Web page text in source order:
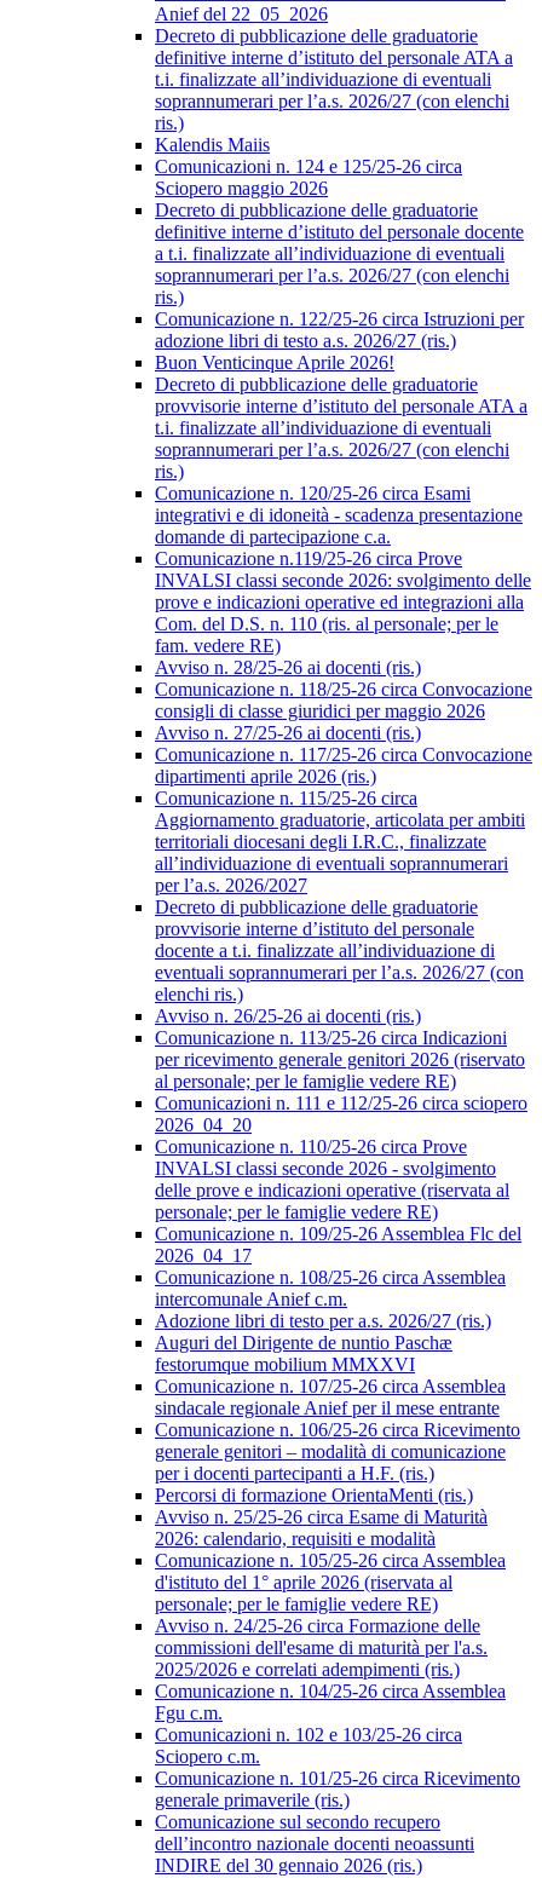
Anief del 22_05_2026
Decreto di pubblicazione delle graduatorie
definitive interne d’istituto del personale ATA a
t.i. finalizzate all’individuazione di eventuali
soprannumerari per l’a.s. 2026/27 (con elenchi
ris.)
Kalendis Maiis
Comunicazioni n. 124 e 125/25-26 circa
Sciopero maggio 2026
Decreto di pubblicazione delle graduatorie
definitive interne d’istituto del personale docente
a t.i. finalizzate all’individuazione di eventuali
soprannumerari per l’a.s. 2026/27 (con elenchi
ris.)
Comunicazione n. 122/25-26 circa Istruzioni per
adozione libri di testo a.s. 2026/27 (ris.)
Buon Venticinque Aprile 2026!
Decreto di pubblicazione delle graduatorie
provvisorie interne d’istituto del personale ATA a
t.i. finalizzate all’individuazione di eventuali
soprannumerari per l’a.s. 2026/27 (con elenchi
ris.)
Comunicazione n. 120/25-26 circa Esami
integrativi e di idoneità - scadenza presentazione
domande di partecipazione c.a.
Comunicazione n.119/25-26 circa Prove
INVALSI classi seconde 2026: svolgimento delle
prove e indicazioni operative ed integrazioni alla
Com. del D.S. n. 110 (ris. al personale; per le
fam. vedere RE)
Avviso n. 28/25-26 ai docenti (ris.)
Comunicazione n. 118/25-26 circa Convocazione
consigli di classe giuridici per maggio 2026
Avviso n. 27/25-26 ai docenti (ris.)
Comunicazione n. 117/25-26 circa Convocazione
dipartimenti aprile 2026 (ris.)
Comunicazione n. 115/25-26 circa
Aggiornamento graduatorie, articolata per ambiti
territoriali diocesani degli I.R.C., finalizzate
all’individuazione di eventuali soprannumerari
per l’a.s. 2026/2027
Decreto di pubblicazione delle graduatorie
provvisorie interne d’istituto del personale
docente a t.i. finalizzate all’individuazione di
eventuali soprannumerari per l’a.s. 2026/27 (con
elenchi ris.)
Avviso n. 26/25-26 ai docenti (ris.)
Comunicazione n. 113/25-26 circa Indicazioni
per ricevimento generale genitori 2026 (riservato
al personale; per le famiglie vedere RE)
Comunicazioni n. 111 e 112/25-26 circa sciopero
2026_04_20
Comunicazione n. 110/25-26 circa Prove
INVALSI classi seconde 2026 - svolgimento
delle prove e indicazioni operative (riservata al
personale; per le famiglie vedere RE)
Comunicazione n. 109/25-26 Assemblea Flc del
2026_04_17
Comunicazione n. 108/25-26 circa Assemblea
intercomunale Anief c.m.
Adozione libri di testo per a.s. 2026/27 (ris.)
Auguri del Dirigente de nuntio Paschæ
festorumque mobilium MMXXVI
Comunicazione n. 107/25-26 circa Assemblea
sindacale regionale Anief per il mese entrante
Comunicazione n. 106/25-26 circa Ricevimento
generale genitori – modalità di comunicazione
per i docenti partecipanti a H.F. (ris.)
Percorsi di formazione OrientaMenti (ris.)
Avviso n. 25/25-26 circa Esame di Maturità
2026: calendario, requisiti e modalità
Comunicazione n. 105/25-26 circa Assemblea
d'istituto del 1° aprile 2026 (riservata al
personale; per le famiglie vedere RE)
Avviso n. 24/25-26 circa Formazione delle
commissioni dell'esame di maturità per l'a.s.
2025/2026 e correlati adempimenti (ris.)
Comunicazione n. 104/25-26 circa Assemblea
Fgu c.m.
Comunicazioni n. 102 e 103/25-26 circa
Sciopero c.m.
Comunicazione n. 101/25-26 circa Ricevimento
generale primaverile (ris.)
Comunicazione sul secondo recupero
dell’incontro nazionale docenti neoassunti
INDIRE del 30 gennaio 2026 (ris.)